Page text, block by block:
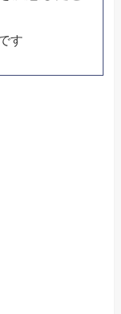
す